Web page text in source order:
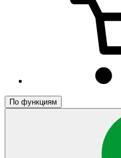
По функциям